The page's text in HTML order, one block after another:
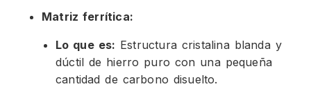
Matriz ferrítica:
Lo que es: Estructura cristalina blanda y
dúctil de hierro puro con una pequeña
cantidad de carbono disuelto.